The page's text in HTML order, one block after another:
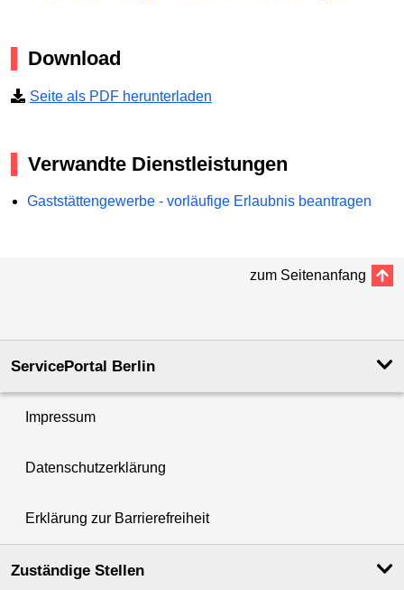
Download
Seite als PDF herunterladen
Verwandte Dienstleistungen
Gaststättengewerbe - vorläufige Erlaubnis beantragen
zum Seitenanfang
ServicePortal Berlin
Impressum
Datenschutzerklärung
Erklärung zur Barrierefreiheit
Zuständige Stellen